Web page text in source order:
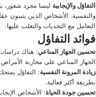
التفاؤل والإيجابية ليسا مجرد شعور،
والنفسية. الأشخاص الذين يتبنون
التعامل مع التحديات والتغلب عليها.
فوائد التفاؤل
تحسين الجهاز المناعي: هناك
الجهاز المناعي على محاربة الأمراض.
زيادة المرونة النفسية: التفاؤل
بطريقة أكثر فعالية.
تحسين جودة الحياة: الأشخاص